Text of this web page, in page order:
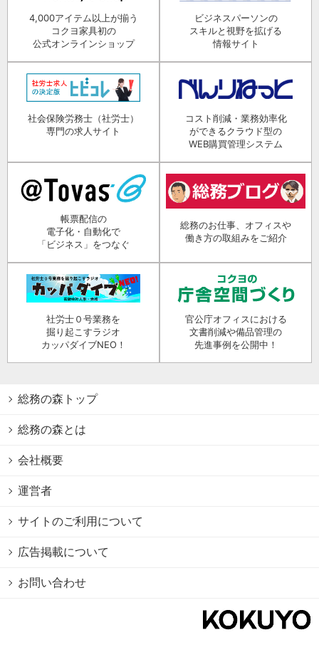
4,000アイテム以上が揃う
コクヨ家具初の
公式オンラインショップ
ビジネスパーソンの
スキルと視野を拡げる
情報サイト
社会保険労務士（社労士）
専門の求人サイト
コスト削減・業務効率化
ができるクラウド型の
WEB購買管理システム
帳票配信の
電子化・自動化で
「ビジネス」をつなぐ
総務のお仕事、オフィスや
働き方の取組みをご紹介
社労士０号業務を
掘り起こすラジオ
カッパダイブNEO！
官公庁オフィスにおける
文書削減や備品管理の
先進事例を公開中！
総務の森トップ
総務の森とは
会社概要
運営者
サイトのご利用について
広告掲載について
お問い合わせ